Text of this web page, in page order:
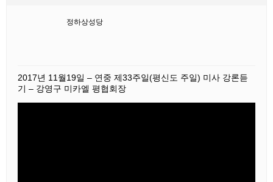
정하상성당
2017년 11월19일 – 연중 제33주일(평신도 주일) 미사 강론듣
기 – 강영구 미카엘 평협회장